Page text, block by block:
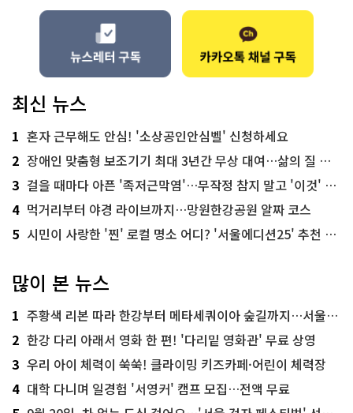
최신 뉴스
1 혼자 근무해도 안심! '소상공인안심벨' 신청하세요
2 장애인 맞춤형 보조기기 최대 3년간 무상 대여…삶의 질 높인다
3 걸을 때마다 아픈 '족저근막염'…무작정 참지 말고 '이것' 해보세요!
4 먹거리부터 야경 라이브까지…망원한강공원 알짜 코스
5 시민이 사랑한 '찐' 로컬 명소 어디? '서울에디션25' 추천 코스
많이 본 뉴스
1 주황색 리본 따라 한강부터 메타세쿼이아 숲길까지…서울둘레길 15코스
2 한강 다리 아래서 영화 한 편! '다리밑 영화관' 무료 상영
3 우리 아이 체력이 쑥쑥! 클라이밍 키즈카페·어린이 체력장
4 대학 다니며 일경험 '서영커' 캠프 모집…전액 무료